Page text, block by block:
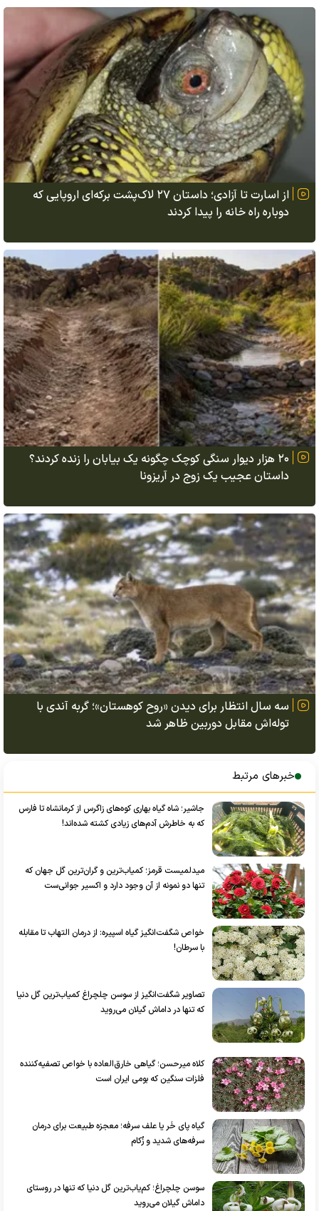
از اسارت تا آزادی؛ داستان ۲۷ لاک‌پشت برکه‌ای اروپایی که
دوباره راه خانه را پیدا کردند
۲۰ هزار دیوار سنگی کوچک چگونه یک بیابان را زنده کردند؟
داستان عجیب یک زوج در آریزونا
سه سال انتظار برای دیدن «روح کوهستان»؛ گربه آندی با
توله‌اش مقابل دوربین ظاهر شد
خبرهای مرتبط
جاشیر؛ شاه گیاه بهاری کوه‌های زاگرس از کرمانشاه تا فارس
که به خاطرش آدم‌های زیادی کشته شده‌اند!
میدلمیست قرمز؛ کمیاب‌ترین و گران‌ترین گل جهان که
تنها دو نمونه از آن وجود دارد و اکسیر جوانی‌ست
خواص شگفت‌انگیز گیاه اسپیره: از درمان التهاب تا مقابله
با سرطان!
تصاویر شگفت‌انگیز از سوسن چلچراغ کمیاب‌ترین گل دنیا
که تنها در داماش گیلان می‌روید
کلاه میرحسن؛ گیاهی خارق‌العاده با خواص تصفیه‌کننده
فلزات سنگین که بومی ایران است
گیاه پای خَر یا علف سرفه؛ معجزه طبیعت برای درمان
سرفه‌های شدید و زُکام
سوسن چلچراغ؛ کم‌یاب‌ترین گل دنیا که تنها در روستای
داماش گیلان می‌روید